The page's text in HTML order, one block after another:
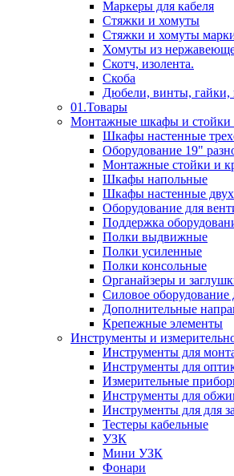
Маркеры для кабеля
Стяжки и хомуты
Стяжки и хомуты
Хомуты из
Скотч, изолента.
Скоба
Дюбели, винты,
01.Товары
Монтажные шкафы и стойки
Шкафы настенные
Оборудование 19"
Монтажные стойки и
Шкафы напольные
Шкафы настенные
Оборудование для
Поддержка
Полки выдвижные
Полки усиленные
Полки консольные
Органайзеры и
Силовое
Дополнительные
Крепежные элементы
Инструменты и
Инструменты для
Инструменты для
Измерительные
Инструменты для
Инструменты для для
Тестеры кабельные
УЗК
Мини УЗК
Фонари